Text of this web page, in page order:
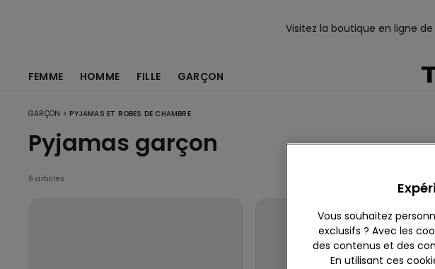
Visitez la boutique en ligne
FEMME HOMME FILLE GARÇON
GARÇON > PYJAMAS ET ROBES DE CHAMBRE
Pyjamas garçon
6 articles
Vous souhaitez
exclusifs ? Avec les
des contenus et des
En utilisant ces